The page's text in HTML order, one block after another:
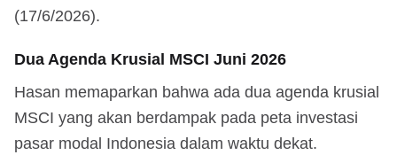
(17/6/2026).
Dua Agenda Krusial MSCI Juni 2026
Hasan memaparkan bahwa ada dua agenda krusial
MSCI yang akan berdampak pada peta investasi
pasar modal Indonesia dalam waktu dekat.